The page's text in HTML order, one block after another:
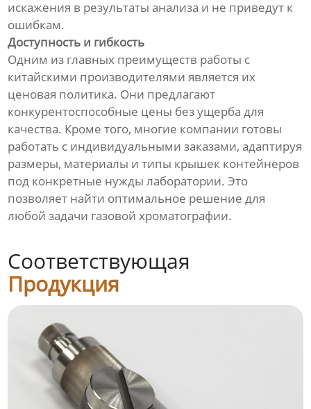
искажения в результаты анализа и не приведут к
ошибкам.
Доступность и гибкость
Одним из главных преимуществ работы с
китайскими производителями является их
ценовая политика. Они предлагают
конкурентоспособные цены без ущерба для
качества. Кроме того, многие компании готовы
работать с индивидуальными заказами, адаптируя
размеры, материалы и типы крышек контейнеров
под конкретные нужды лаборатории. Это
позволяет найти оптимальное решение для
любой задачи газовой хроматографии.
Соответствующая
Продукция